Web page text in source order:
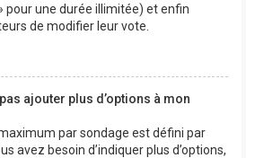
pour une durée illimitée) et enfin
de modifier leur vote.
ajouter plus d’options à mon
maximum par sondage est défini par
avez besoin d’indiquer plus d’options,